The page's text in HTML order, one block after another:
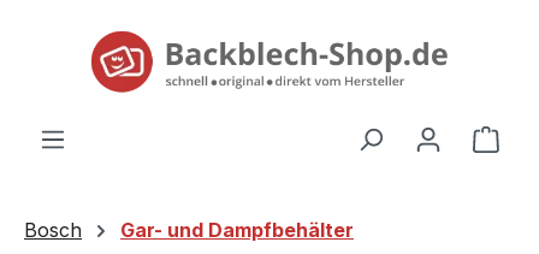
springen
Bosch Gar- und Dampfbehälter